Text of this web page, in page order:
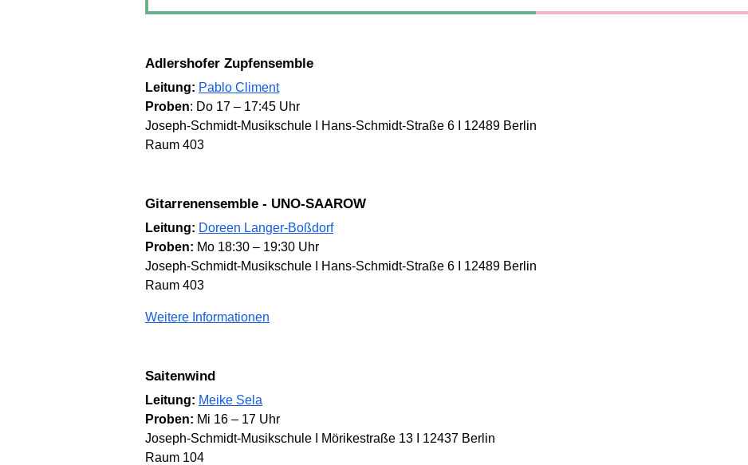
Adlershofer Zupfensemble
Leitung: Pablo Climent
Proben: Do 17 – 17:45 Uhr
Joseph-Schmidt-Musikschule I Hans-Schmidt-Straße 6 I 12489 Berlin
Raum 403
Gitarrenensemble - UNO-SAAROW
Leitung: Doreen Langer-Boßdorf
Proben: Mo 18:30 – 19:30 Uhr
Joseph-Schmidt-Musikschule I Hans-Schmidt-Straße 6 I 12489 Berlin
Raum 403
Weitere Informationen
Saitenwind
Leitung: Meike Sela
Proben: Mi 16 – 17 Uhr
Joseph-Schmidt-Musikschule I Mörikestraße 13 I 12437 Berlin
Raum 104